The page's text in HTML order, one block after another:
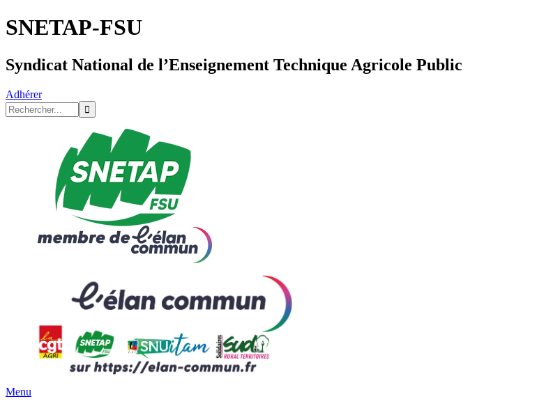
SNETAP-FSU
Syndicat National de l’Enseignement Technique Agricole Public
Adhérer
Menu